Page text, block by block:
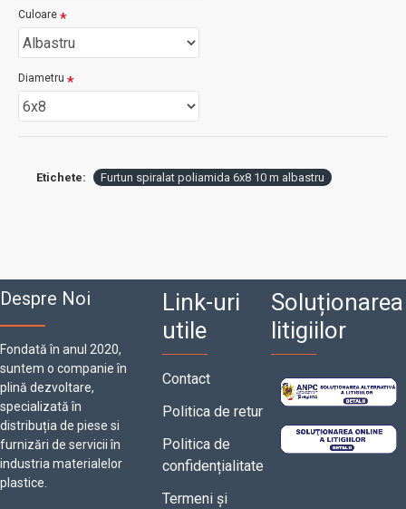
Culoare
Diametru
Etichete: Furtun spiralat poliamida 6x8 10 m albastru
Despre Noi
Fondată în anul 2020,
suntem o companie în
plină dezvoltare,
specializată în
distribuția de piese si
furnizări de servicii în
industria materialelor
plastice.
Link-uri
utile
Contact
Politica de retur
Politica de
confidențialitate
Termeni și
Soluționarea
litigiilor